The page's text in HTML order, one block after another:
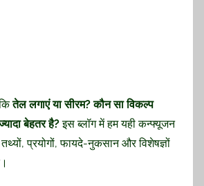
तेल लगाएं या सीरम? कौन सा विकल्प
बेहतर है?इस ब्लॉग में हम यही कन्फ्यूजन
प्रयोगों, फायदे-नुकसान और विशेषज्ञों